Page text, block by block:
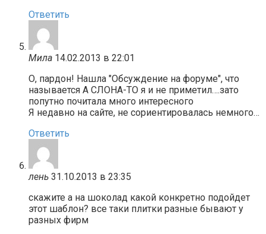
Ответить
Мила 14.02.2013 в 22:01
О, пардон! Нашла "Обсуждение на форуме", что
называется А СЛОНА-ТО я и не приметил….зато
попутно почитала много интересного
Я недавно на сайте, не сориентировалась немного…
Ответить
лень 31.10.2013 в 23:35
скажите а на шоколад какой конкретно подойдет
этот шаблон? все таки плитки разные бывают у
разных фирм